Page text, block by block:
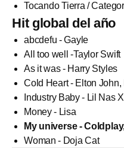
Tocando Tierra /
Hit global del año
abcdefu - Gayle
All too well -Taylor Swift
As it was - Harry Styles
Cold Heart - Elton John,
Industry Baby - Lil Nas
Money - Lisa
My universe -
Woman - Doja Cat